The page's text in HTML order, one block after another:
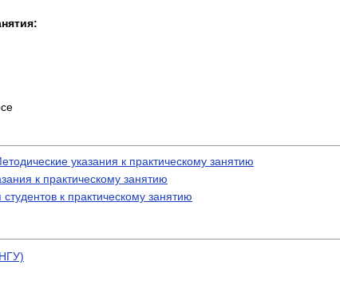
указания к практическому занятию
к практическому занятию
к практическому занятию